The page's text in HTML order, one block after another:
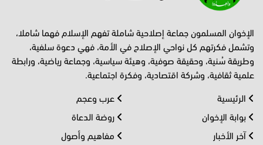
الإخوان المسلمون جماعة إصلاحية شاملة تفهم الإسلام فهما شاملا،
وتشمل فكرتهم كل نواحي الإصلاح في الأمة، فهي دعوة سلفية،
وطريقة سُنية، وحقيقة صوفية، وهيئة سياسية، وجماعة رياضية، ورابطة
علمية ثقافية، وشركة اقتصادية، وفكرة اجتماعية.
الرئيسية
بوابة الإخوان
آخر الأخبار
عرب وعجم
روضة الدعاة
مفاهيم وأصول